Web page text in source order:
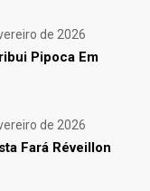
de 2026
Pipoca Em
de 2026
Fará Réveillon